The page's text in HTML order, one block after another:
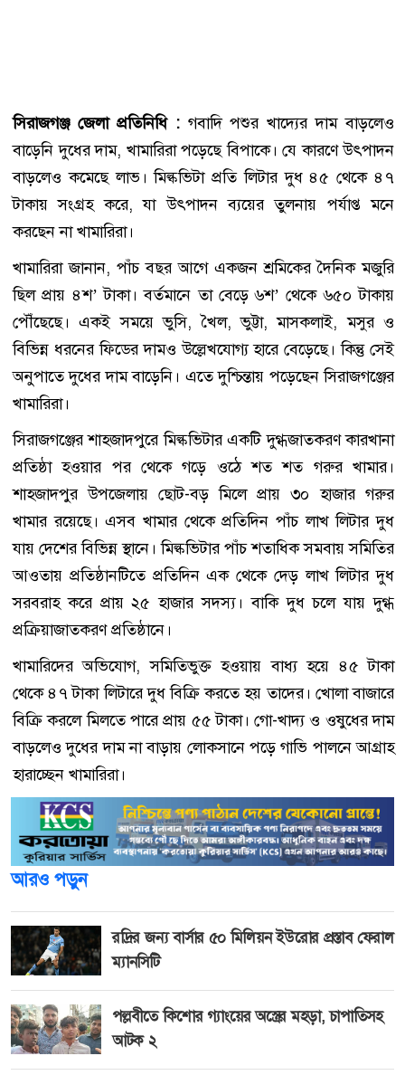
সিরাজগঞ্জ জেলা প্রতিনিধি :গবাদি পশুর খাদ্যের দাম বাড়লেও
বাড়েনি দুধের দাম, খামারিরা পড়েছে বিপাকে। যে কারণে উৎপাদন
বাড়লেও কমেছে লাভ। মিল্কভিটা প্রতি লিটার দুধ ৪৫ থেকে ৪৭
টাকায় সংগ্রহ করে, যা উৎপাদন ব্যয়ের তুলনায় পর্যাপ্ত মনে
করছেন না খামারিরা।
খামারিরা জানান, পাঁচ বছর আগে একজন শ্রমিকের দৈনিক মজুরি
ছিল প্রায় ৪শ’ টাকা। বর্তমানে তা বেড়ে ৬শ’ থেকে ৬৫০ টাকায়
পৌঁছেছে। একই সময়ে ভুসি, খৈল, ভুট্টা, মাসকলাই, মসুর ও
বিভিন্ন ধরনের ফিডের দামও উল্লেখযোগ্য হারে বেড়েছে। কিন্তু সেই
অনুপাতে দুধের দাম বাড়েনি। এতে দুশ্চিন্তায় পড়েছেন সিরাজগঞ্জের
খামারিরা।
সিরাজগঞ্জের শাহজাদপুরে মিল্কভিটার একটি দুগ্ধজাতকরণ কারখানা
প্রতিষ্ঠা হওয়ার পর থেকে গড়ে ওঠে শত শত গরুর খামার।
শাহজাদপুর উপজেলায় ছোট-বড় মিলে প্রায় ৩০ হাজার গরুর
খামার রয়েছে। এসব খামার থেকে প্রতিদিন পাঁচ লাখ লিটার দুধ
যায় দেশের বিভিন্ন স্থানে। মিল্কভিটার পাঁচ শতাধিক সমবায় সমিতির
আওতায় প্রতিষ্ঠানটিতে প্রতিদিন এক থেকে দেড় লাখ লিটার দুধ
সরবরাহ করে প্রায় ২৫ হাজার সদস্য। বাকি দুধ চলে যায় দুগ্ধ
প্রক্রিয়াজাতকরণ প্রতিষ্ঠানে।
খামারিদের অভিযোগ, সমিতিভুক্ত হওয়ায় বাধ্য হয়ে ৪৫ টাকা
থেকে ৪৭ টাকা লিটারে দুধ বিক্রি করতে হয় তাদের। খোলা বাজারে
বিক্রি করলে মিলতে পারে প্রায় ৫৫ টাকা। গো-খাদ্য ও ওষুধের দাম
বাড়লেও দুধের দাম না বাড়ায় লোকসানে পড়ে গাভি পালনে আগ্রাহ
হারাচ্ছেন খামারিরা।
আরও পড়ুন
রদ্রির জন্য বার্সার ৫০ মিলিয়ন ইউরোর প্রস্তাব ফেরাল
ম্যানসিটি
পল্লবীতে কিশোর গ্যাংয়ের অস্ত্রের মহড়া, চাপাতিসহ
আটক ২